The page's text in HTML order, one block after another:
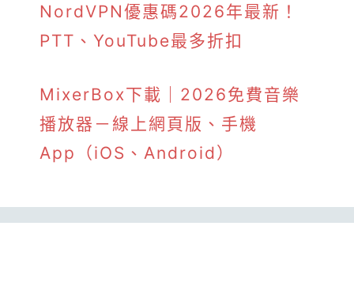
NordVPN優惠碼2026年最新！
PTT、YouTube最多折扣
MixerBox下載｜2026免費音樂
播放器－線上網頁版、手機
App（iOS、Android）